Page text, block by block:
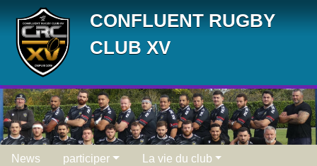
CONFLUENT RUGBY
CLUB XV
News participer La vie du club
Panneau de gestion des cookies